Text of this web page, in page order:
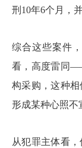
刑10年6个月，
综合这些案件
看，高度雷同
构采购，这种
形成某种心照不
从犯罪主体看